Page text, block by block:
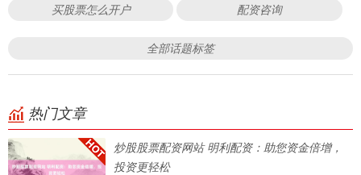
买股票怎么开户 配资咨询
全部话题标签
热门文章
炒股股票配资网站 明利配资：助您资金倍增，
投资更轻松